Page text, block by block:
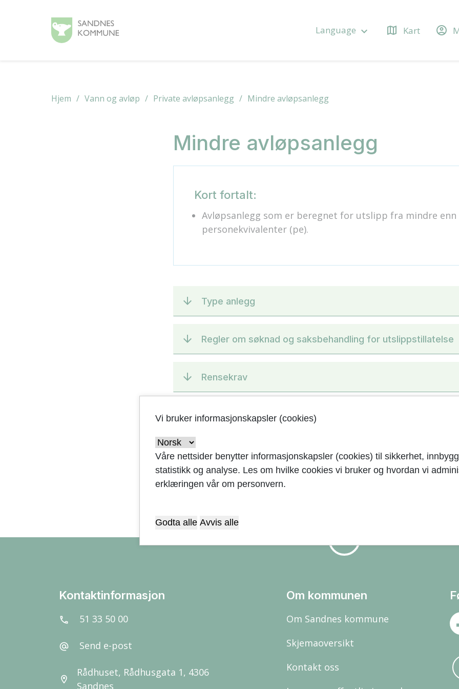
Language keyboard_arrow_down map Kart account_circle
Hjem Vann og avløp Private avløpsanlegg Mindre avløpsanlegg
Mindre avløpsanlegg
Kort fortalt:
Avløpsanlegg som er beregnet for utslipp fra mindre enn
personekvivalenter (pe).
Type anlegg
Regler om søknad og saksbehandling for utslippstillatelse
Rensekrav
Veiledning og søknadsskjema
Mer informasjon
Kontaktinformasjon
call 51 33 50 00
alternate_email Send e-post
location_on
Rådhuset, Rådhusgata 1, 4306
Sandnes
Om kommunen
Om Sandnes kommune
Skjemaoversikt
Kontakt oss
Vi bruker informasjonskapsler (cookies)
Våre nettsider benytter informasjonskapsler (cookies) til sikkerhet,
statistikk og analyse. Les om hvilke cookies vi bruker og hvordan vi
erklæringen vår om personvern.
Godta alle Avvis alle